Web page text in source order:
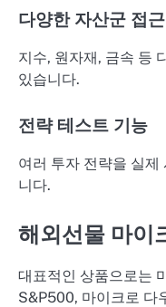
다양한 자산군 접근
지수, 원자재, 금속 등
있습니다.
전략 테스트 기능
여러 투자 전략을 실제
니다.
해외선물 마이
대표적인 상품으로는
S&P500, 마이크로 다